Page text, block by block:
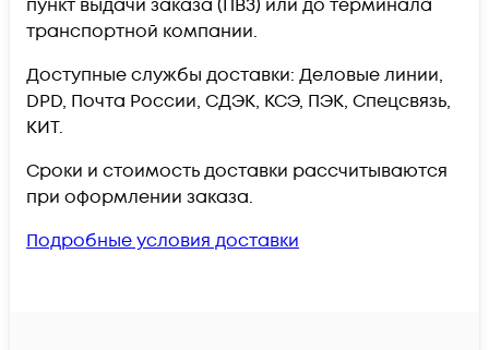
пункт выдачи заказа (ПВЗ) или до терминала
транспортной компании.
Доступные службы доставки: Деловые линии,
DPD, Почта России, СДЭК, КСЭ, ПЭК, Спецсвязь,
КИТ.
Сроки и стоимость доставки рассчитываются
при оформлении заказа.
Подробные условия доставки